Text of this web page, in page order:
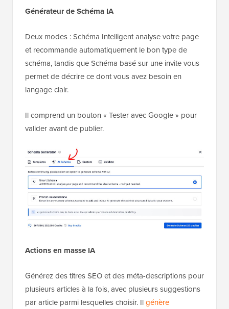
Générateur de Schéma IA
Deux modes : Schéma Intelligent analyse votre page
et recommande automatiquement le bon type de
schéma, tandis que Schéma basé sur une invite vous
permet de décrire ce dont vous avez besoin en
langage clair.
Il comprend un bouton « Tester avec Google » pour
valider avant de publier.
Actions en masse IA
Générez des titres SEO et des méta-descriptions pour
plusieurs articles à la fois, avec plusieurs suggestions
par article parmi lesquelles choisir. Ilgénère